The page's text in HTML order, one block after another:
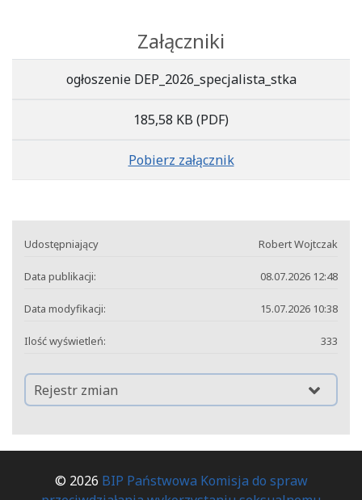
Załączniki
ogłoszenie DEP_2026_specjalista_stka
185,58 KB (PDF)
Pobierz załącznik
Udostępniający Robert Wojtczak
Data publikacji: 08.07.2026 12:48
Data modyfikacji: 15.07.2026 10:38
Ilość wyświetleń: 333
Rejestr zmian
© 2026 BIP Państwowa Komisja do spraw